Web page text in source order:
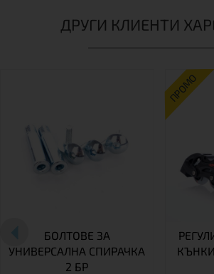
ДРУГИ КЛИЕНТИ
БОЛТОВЕ ЗА
УНИВЕРСАЛНА СПИРАЧКА
2 БР
ПРОМО
КЪНКИ